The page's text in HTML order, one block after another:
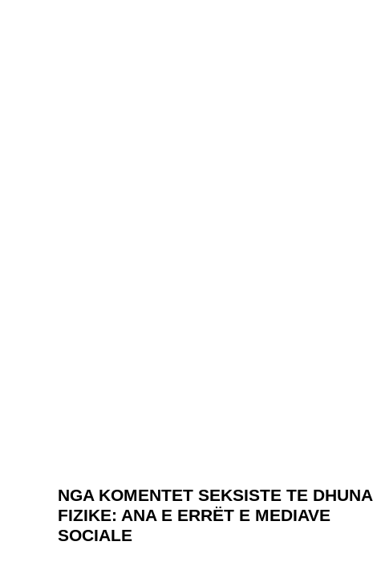
NGA KOMENTET SEKSISTE TE DHUNA
FIZIKE: ANA E ERRËT E MEDIAVE
SOCIALE